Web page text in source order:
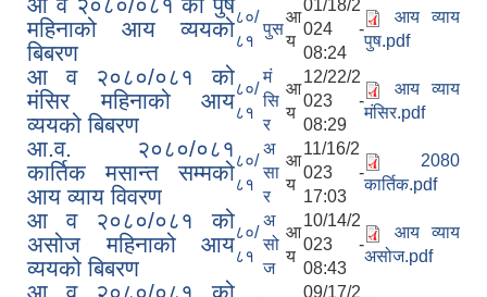
महिनाको आय व्ययको
बिबरण
८०/
८१
पुस
आ
य
01/18/2
024 -
08:24
आय व्याय
पुष.pdf
आ व २०८०/०८१ को
मंसिर महिनाको आय
व्ययको बिबरण
८०/
८१
मं
सि
र
आ
य
12/22/2
023 -
08:29
आय व्याय
मंसिर.pdf
आ.व. २०८०/०८१
कार्तिक मसान्त सम्मको
आय व्याय विवरण
८०/
८१
अ
सा
र
आ
य
11/16/2
023 -
17:03
2080
कार्तिक.pdf
आ व २०८०/०८१ को
असोज महिनाको आय
व्ययको बिबरण
८०/
८१
अ
सो
ज
आ
य
10/14/2
023 -
08:43
आय व्याय
असोज.pdf
आ व २०८०/०८१ को
09/17/2